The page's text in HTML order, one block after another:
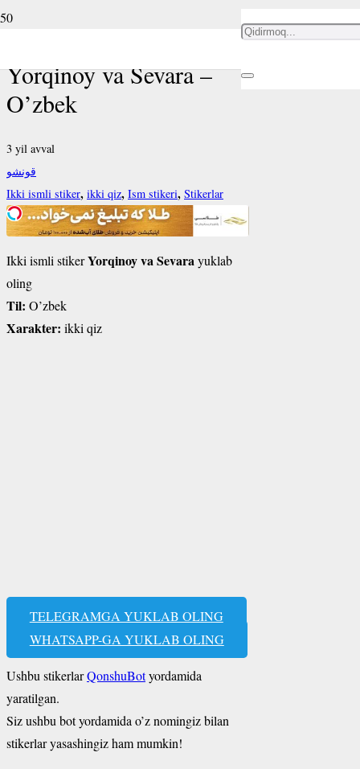
Yorqinoy va Sevara –
O’zbek
3 yil avval
قونشو
Ikki ismli stiker, ikki qiz, Ism stikeri, Stikerlar
Ikki ismli stikerYorqinoy va Sevarayuklab
oling
Til: O’zbek
Xarakter: ikki qiz
TELEGRAMGA YUKLAB OLING
WHATSAPP-GA YUKLAB OLING
Ushbu stikerlarQonshuBotyordamida
yaratilgan.
Siz ushbu bot yordamida o’z nomingiz bilan
stikerlar yasashingiz ham mumkin!